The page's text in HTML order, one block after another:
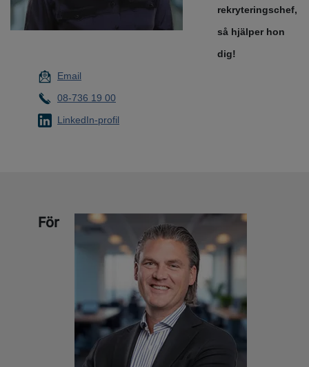
rekryteringschef,
så hjälper hon
dig!
Email
08-736 19 00
LinkedIn-profil
För